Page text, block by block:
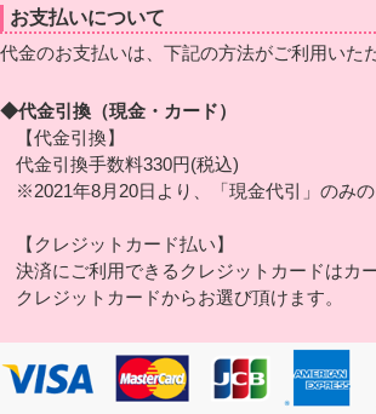
お支払いについて
代金のお支払いは、下記の方法がご利用いた
◆代金引換（現金・カード）
【代金引換】
代金引換手数料330円(税込)
※2021年8月20日より、「現金代引」のみ
【クレジットカード払い】
決済にご利用できるクレジットカードはカ
クレジットカードからお選び頂けます。